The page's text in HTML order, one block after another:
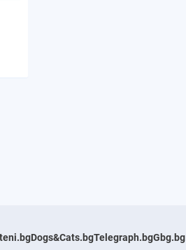
Dogs&Cats.bgTelegraph.bgGbg.bg